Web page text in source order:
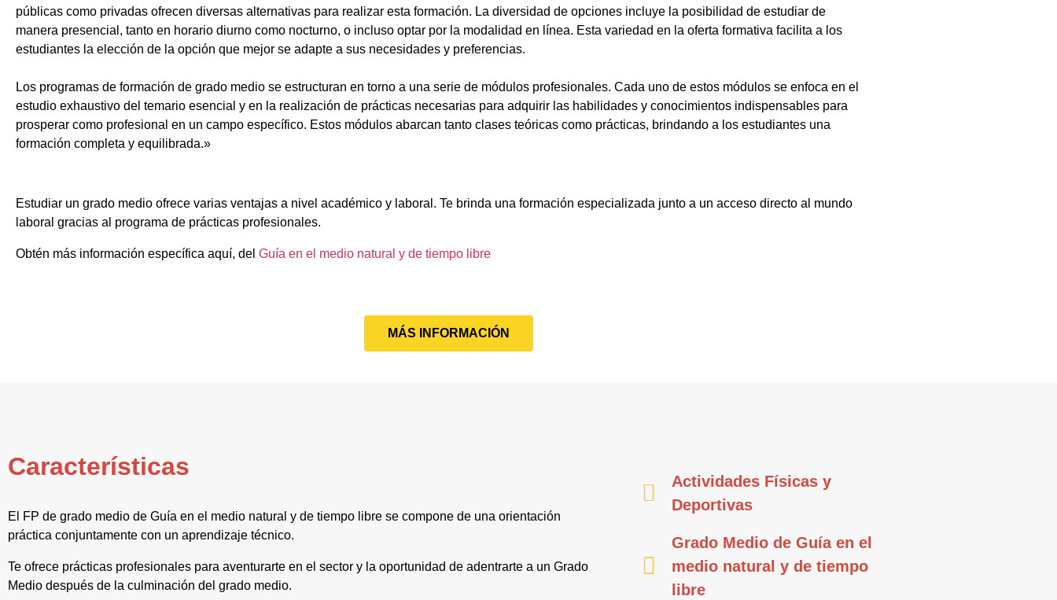
públicas como privadas ofrecen diversas alternativas para realizar esta formación. La diversidad de opciones incluye la posibilidad de estudiar de
manera presencial, tanto en horario diurno como nocturno, o incluso optar por la modalidad en línea. Esta variedad en la oferta formativa facilita a los
estudiantes la elección de la opción que mejor se adapte a sus necesidades y preferencias.
Los programas de formación de grado medio se estructuran en torno a una serie de módulos profesionales. Cada uno de estos módulos se enfoca en el
estudio exhaustivo del temario esencial y en la realización de prácticas necesarias para adquirir las habilidades y conocimientos indispensables para
prosperar como profesional en un campo específico. Estos módulos abarcan tanto clases teóricas como prácticas, brindando a los estudiantes una
formación completa y equilibrada.»
Estudiar un grado medio ofrece varias ventajas a nivel académico y laboral. Te brinda una formación especializada junto a un acceso directo al mundo
laboral gracias al programa de prácticas profesionales.
Obtén más información específica aquí, del Guía en el medio natural y de tiempo libre
MÁS INFORMACIÓN
Características
El FP de grado medio de Guía en el medio natural y de tiempo libre se compone de una orientación
práctica conjuntamente con un aprendizaje técnico.
Te ofrece prácticas profesionales para aventurarte en el sector y la oportunidad de adentrarte a un Grado
Medio después de la culminación del grado medio.
Actividades Físicas y
Deportivas
Grado Medio de Guía en el
medio natural y de tiempo
libre